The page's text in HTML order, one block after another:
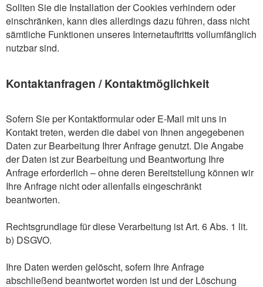
Sollten Sie die Installation der Cookies verhindern oder
einschränken, kann dies allerdings dazu führen, dass nicht
sämtliche Funktionen unseres Internetauftritts vollumfänglich
nutzbar sind.
Kontaktanfragen / Kontaktmöglichkeit
Sofern Sie per Kontaktformular oder E-Mail mit uns in
Kontakt treten, werden die dabei von Ihnen angegebenen
Daten zur Bearbeitung Ihrer Anfrage genutzt. Die Angabe
der Daten ist zur Bearbeitung und Beantwortung Ihre
Anfrage erforderlich – ohne deren Bereitstellung können wir
Ihre Anfrage nicht oder allenfalls eingeschränkt
beantworten.
Rechtsgrundlage für diese Verarbeitung ist Art. 6 Abs. 1 lit.
b) DSGVO.
Ihre Daten werden gelöscht, sofern Ihre Anfrage
abschließend beantwortet worden ist und der Löschung